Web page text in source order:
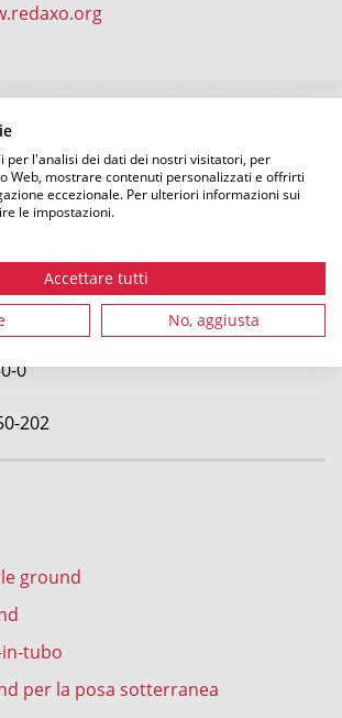
per l'analisi dei dati dei nostri visitatori, per
Web, mostrare contenuti personalizzati e offrirti
eccezionale. Per ulteriori informazioni sui
le impostazioni.
Accettare tutti
No, aggiusta
Company
0
202
ground
tubo
per la posa sotterranea